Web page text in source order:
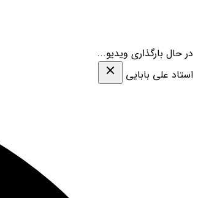
در حال بارگذاری ویدیو...
استاد علی بابایی